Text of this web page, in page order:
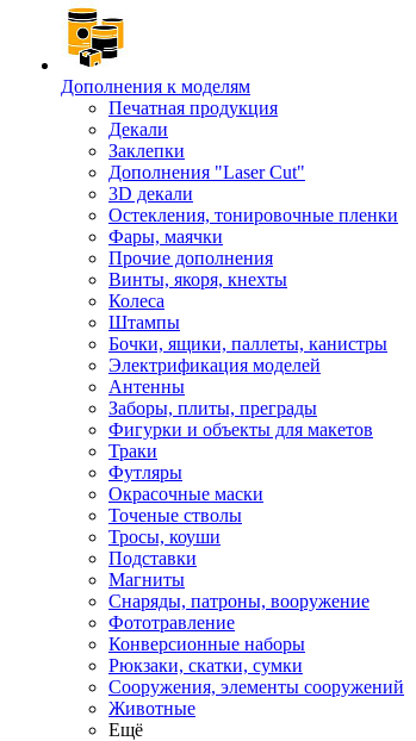
Дополнения к моделям
Печатная продукция
Декали
Заклепки
Дополнения "Laser Cut"
3D декали
Остекления, тонировочные пленки
Фары, маячки
Прочие дополнения
Винты, якоря, кнехты
Колеса
Штампы
Бочки, ящики, паллеты, канистры
Электрификация моделей
Антенны
Заборы, плиты, преграды
Фигурки и объекты для макетов
Траки
Футляры
Окрасочные маски
Точеные стволы
Тросы, коуши
Подставки
Магниты
Снаряды, патроны, вооружение
Фототравление
Конверсионные наборы
Рюкзаки, скатки, сумки
Сооружения, элементы сооружений
Животные
Ещё